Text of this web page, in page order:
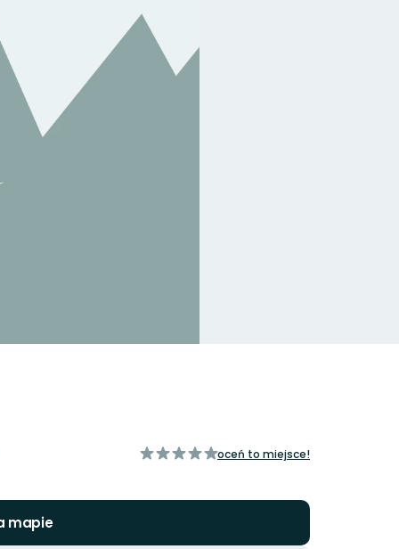
z
oceń to miejsce!
mapie